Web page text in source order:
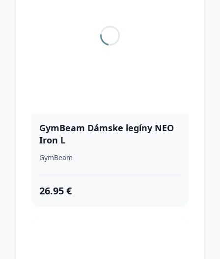
GymBeam Dámske legíny NEO
Iron L
GymBeam
26.95 €